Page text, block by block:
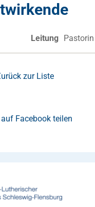
Leitung
zur Liste
auf Facebook teilen